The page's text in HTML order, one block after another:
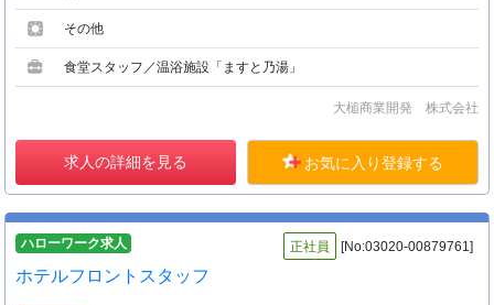
その他
食堂スタッフ／温浴施設「ますと乃湯」
大槌商業開発 株式会社
求人の詳細を見る お気に入り登録する
ハローワーク求人 正社員 [No:03020-00879761]
ホテルフロントスタッフ